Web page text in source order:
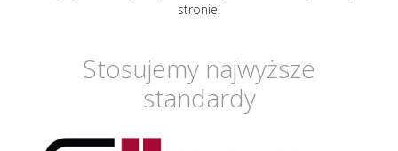
stronie.
Stosujemy najwyższe
standardy